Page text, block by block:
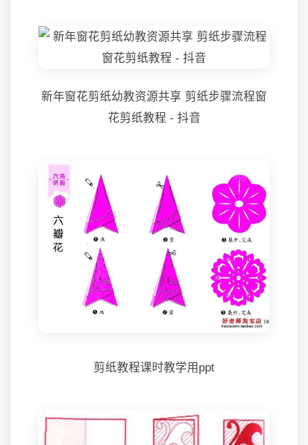
新年窗花剪纸幼教资源共享 剪纸步骤流程窗
花剪纸教程 - 抖音
剪纸教程课时教学用ppt